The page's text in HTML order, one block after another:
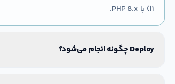
۱۱) با PHP 8.x.
Deploy چگونه انجام می‌شود؟